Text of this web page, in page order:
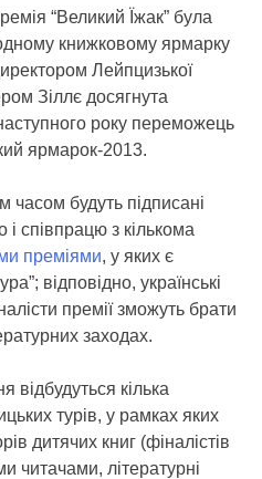
“Великий Їжак” була
книжковому ярмарку
Лейпцизької
Зіллє досягнута
року переможець
ярмарок-2013.
часом будуть підписані
співпрацю з кількома
преміями, у яких є
відповідно, українські
премії зможуть брати
заходах.
відбудуться кілька
турів, у рамках яких
дитячих книг (фіналістів
читачами, літературні